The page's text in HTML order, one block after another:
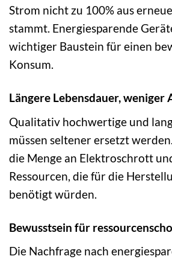
Strom nicht zu 100% aus
stammt. Energiesparende
wichtiger Baustein für einen
Konsum.
Längere Lebensdauer, weniger
Qualitativ hochwertige und
müssen seltener ersetzt
die Menge an Elektroschrott
Ressourcen, die für die
benötigt würden.
Bewusstsein für
Die Nachfrage nach